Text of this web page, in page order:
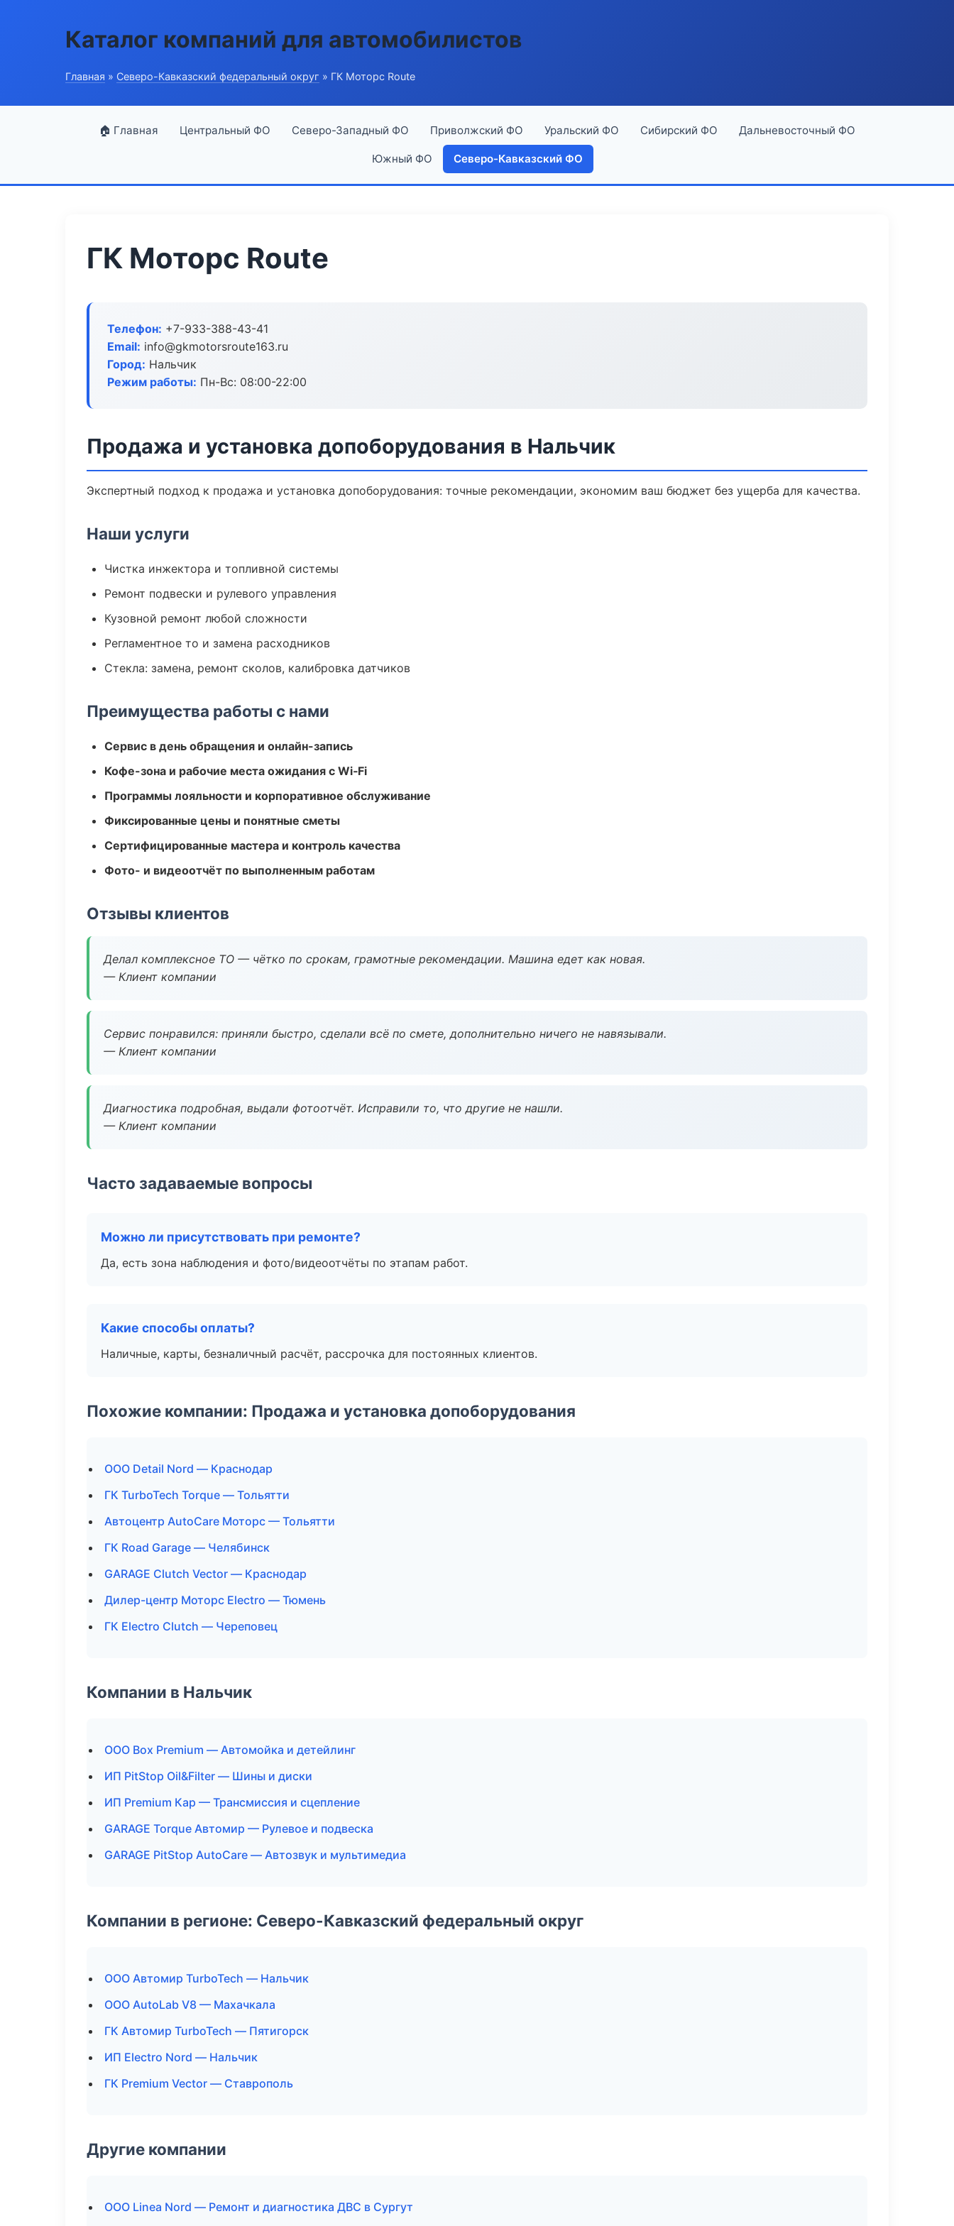
Каталог компаний для автомобилистов
Главная » Северо-Кавказский федеральный округ » ГК Моторс Route
🏠 Главная Центральный ФО Северо-Западный ФО Приволжский ФО Уральский ФО Сибирский ФО Дальневосточный ФО
Южный ФО Северо-Кавказский ФО
ГК Моторс Route
Телефон: +7-933-388-43-41
Email: info@gkmotorsroute163.ru
Город: Нальчик
Режим работы: Пн-Вс: 08:00-22:00
Продажа и установка допоборудования в Нальчик
Экспертный подход к продажа и установка допоборудования: точные рекомендации, экономим ваш бюджет без ущерба для качества.
Наши услуги
Чистка инжектора и топливной системы
Ремонт подвески и рулевого управления
Кузовной ремонт любой сложности
Регламентное то и замена расходников
Стекла: замена, ремонт сколов, калибровка датчиков
Преимущества работы с нами
Сервис в день обращения и онлайн-запись
Кофе-зона и рабочие места ожидания с Wi‑Fi
Программы лояльности и корпоративное обслуживание
Фиксированные цены и понятные сметы
Сертифицированные мастера и контроль качества
Фото- и видеоотчёт по выполненным работам
Отзывы клиентов
Делал комплексное ТО — чётко по срокам, грамотные рекомендации. Машина едет как новая.
— Клиент компании
Сервис понравился: приняли быстро, сделали всё по смете, дополнительно ничего не навязывали.
— Клиент компании
Диагностика подробная, выдали фотоотчёт. Исправили то, что другие не нашли.
— Клиент компании
Часто задаваемые вопросы
Можно ли присутствовать при ремонте?
Да, есть зона наблюдения и фото/видеоотчёты по этапам работ.
Какие способы оплаты?
Наличные, карты, безналичный расчёт, рассрочка для постоянных клиентов.
Похожие компании: Продажа и установка допоборудования
ООО Detail Nord — Краснодар
ГК TurboTech Torque — Тольятти
Автоцентр AutoCare Моторс — Тольятти
ГК Road Garage — Челябинск
GARAGE Clutch Vector — Краснодар
Дилер-центр Моторс Electro — Тюмень
ГК Electro Clutch — Череповец
Компании в Нальчик
ООО Box Premium — Автомойка и детейлинг
ИП PitStop Oil&Filter — Шины и диски
ИП Premium Кар — Трансмиссия и сцепление
GARAGE Torque Автомир — Рулевое и подвеска
GARAGE PitStop AutoCare — Автозвук и мультимедиа
Компании в регионе: Северо-Кавказский федеральный округ
ООО Автомир TurboTech — Нальчик
ООО AutoLab V8 — Махачкала
ГК Автомир TurboTech — Пятигорск
ИП Electro Nord — Нальчик
ГК Premium Vector — Ставрополь
Другие компании
ООО Linea Nord — Ремонт и диагностика ДВС в Сургут